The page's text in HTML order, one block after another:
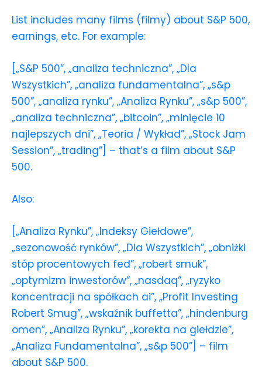
List includes many films (filmy) about S&P 500,
earnings, etc. For example:
[„S&P 500”, „analiza techniczna”, „Dla
Wszystkich”, „analiza fundamentalna”, „s&p
500”, „analiza rynku”, „Analiza Rynku”, „s&p 500”,
„analiza techniczna”, „bitcoin”, „minięcie 10
najlepszych dni”, „Teoria / Wykład”, „Stock Jam
Session”, „trading”] – that’s a film about S&P
500.
Also:
[„Analiza Rynku”, „Indeksy Giełdowe”,
„sezonowość rynków”, „Dla Wszystkich”, „obniżki
stóp procentowych fed”, „robert smuk”,
„optymizm inwestorów”, „nasdaq”, „ryzyko
koncentracji na spółkach ai”, „Profit Investing
Robert Smug”, „wskaźnik buffetta”, „hindenburg
omen”, „Analiza Rynku”, „korekta na giełdzie”,
„Analiza Fundamentalna”, „s&p 500”] – film
about S&P 500.